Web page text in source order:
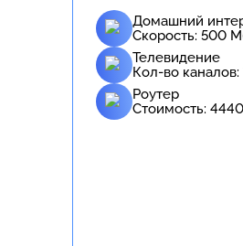
Домашний
Скорость: 500
Телевидение
Кол-во каналов:
Роутер
Стоимость: 4440